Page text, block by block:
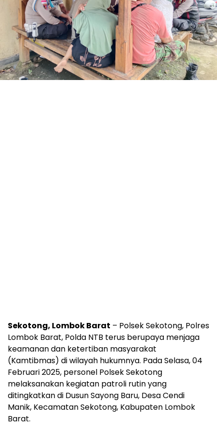
Sekotong, Lombok Barat – Polsek Sekotong, Polres
Lombok Barat, Polda NTB terus berupaya menjaga
keamanan dan ketertiban masyarakat
(Kamtibmas) di wilayah hukumnya. Pada Selasa, 04
Februari 2025, personel Polsek Sekotong
melaksanakan kegiatan patroli rutin yang
ditingkatkan di Dusun Sayong Baru, Desa Cendi
Manik, Kecamatan Sekotong, Kabupaten Lombok
Barat.